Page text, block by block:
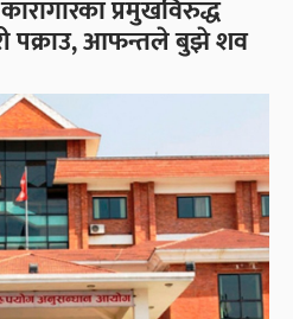
प्रमुखविरुद्ध
पक्राउ, आफन्तले बुझे शव